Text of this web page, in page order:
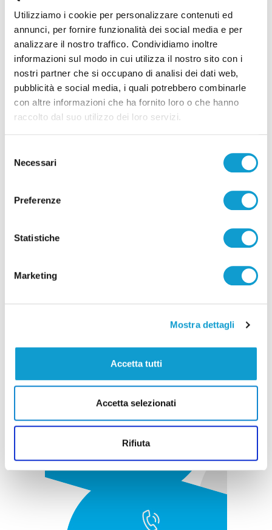
Utilizziamo i cookie per personalizzare contenuti ed
annunci, per fornire funzionalità dei social media e per
analizzare il nostro traffico. Condividiamo inoltre
informazioni sul modo in cui utilizza il nostro sito con i
nostri partner che si occupano di analisi dei dati web,
pubblicità e social media, i quali potrebbero combinarle
con altre informazioni che ha fornito loro o che hanno
raccolto dal suo utilizzo dei loro servizi.
delNecessari
Preferenze
Statistiche
Marketing
Mostra dettagli
Accetta tutti
Accetta selezionati
Rifiuta
08/08/2026
Pubblicità